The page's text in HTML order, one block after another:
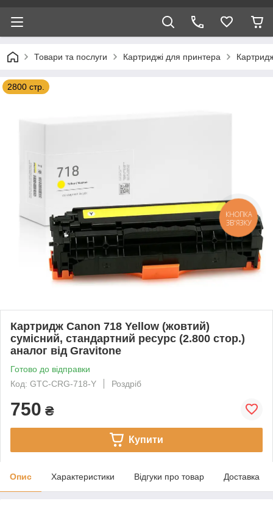
Товари та послуги Картриджі для принтера
2800 стр.
Картридж Canon 718 Yellow (жовтий)
сумісний, стандартний ресурс (2.800 стор.)
аналог від Gravitone
Готово до відправки
Код: GTC-CRG-718-Y
Роздріб
750 ₴
Купити
Опис Характеристики Відгуки про товар Доставка
КНОПКА
ЗВ'ЯЗКУ